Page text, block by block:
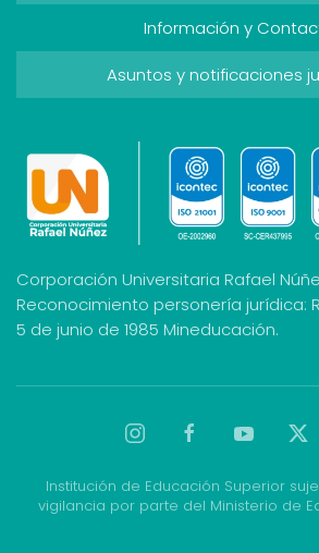
Información y
Asuntos y notificaciones
Corporación Universitaria Rafael
Reconocimiento personería jurídica:
5 de junio de 1985 Mineducación.
Institución de Educación Superior
vigilancia por parte del Ministerio de